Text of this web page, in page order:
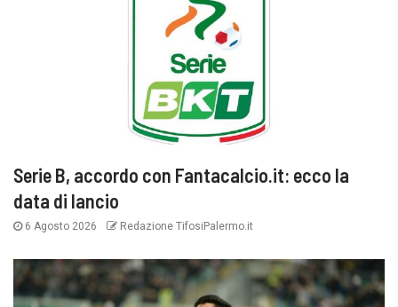
Serie B, accordo con Fantacalcio.it: ecco la
data di lancio
6 Agosto 2026 Redazione TifosiPalermo.it